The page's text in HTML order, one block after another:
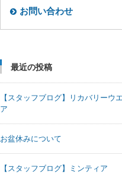
お問い合わせ
最近の投稿
【スタッフブログ】リカバリーウエ
ア
お盆休みについて
【スタッフブログ】ミンティア